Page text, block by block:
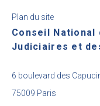
Plan du site
Conseil
Judiciaires et
6 boulevard des
75009 Paris